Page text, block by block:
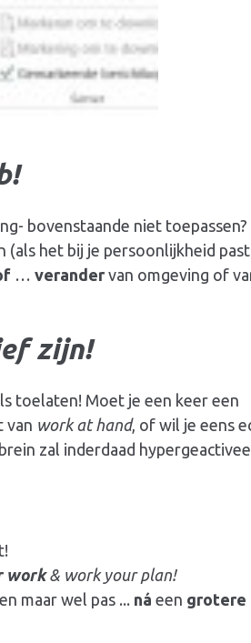
bovenstaande niet toepassen?
(als het bij je persoonlijkheid
… verander van omgeving of
zijn!
toelaten! Moet je een keer een
van work at hand, of wil je eens
zal inderdaad
work& work your plan!
maar wel pas ... ná een grotere